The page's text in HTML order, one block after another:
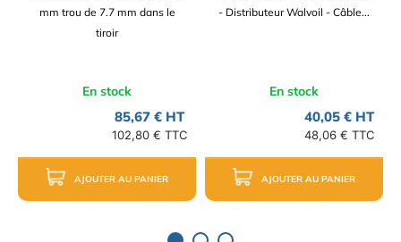
mm trou de 7.7 mm dans le
tiroir
En stock
85,67 € HT
102,80 € TTC
AJOUTER AU PANIER
- Distributeur Walvoil - Câble...
En stock
40,05 € HT
48,06 € TTC
AJOUTER AU PANIER